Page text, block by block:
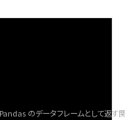
のデータフレームとして返す